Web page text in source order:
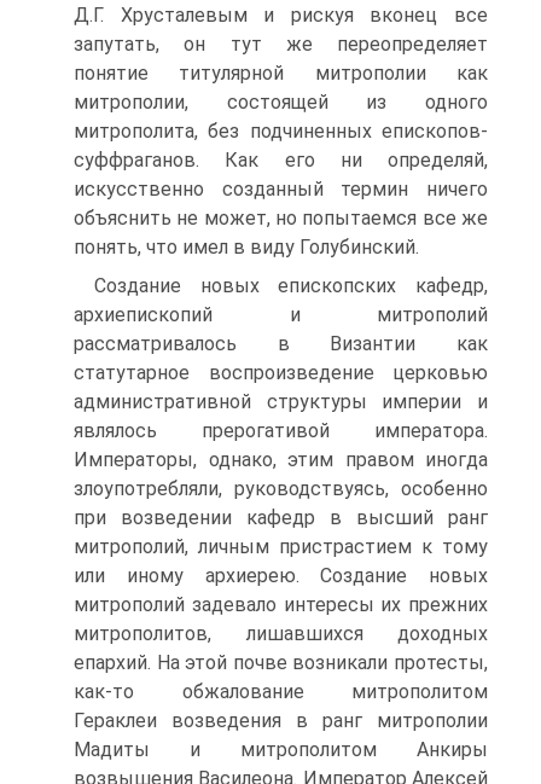
Д.Г. Хрусталевым и рискуя вконец все
запутать, он тут же переопределяет
понятие титулярной митрополии как
митрополии, состоящей из одного
митрополита, без подчиненных епископов-
суффраганов. Как его ни определяй,
искусственно созданный термин ничего
объяснить не может, но попытаемся все же
понять, что имел в виду Голубинский.
Создание новых епископских кафедр,
архиепископий и митрополий
рассматривалось в Византии как
статутарное воспроизведение церковью
административной структуры империи и
являлось прерогативой императора.
Императоры, однако, этим правом иногда
злоупотребляли, руководствуясь, особенно
при возведении кафедр в высший ранг
митрополий, личным пристрастием к тому
или иному архиерею. Создание новых
митрополий задевало интересы их прежних
митрополитов, лишавшихся доходных
епархий. На этой почве возникали протесты,
как-то обжалование митрополитом
Гераклеи возведения в ранг митрополии
Мадиты и митрополитом Анкиры
возвышения Василеона. Император Алексей